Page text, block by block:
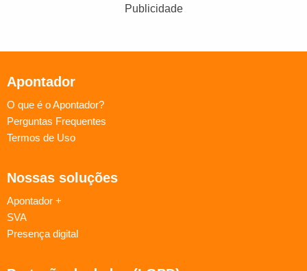
Publicidade
Apontador
O que é o Apontador?
Perguntas Frequentes
Termos de Uso
Nossas soluções
Apontador +
SVA
Presença digital